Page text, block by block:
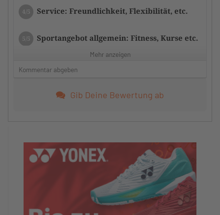
4/5 Service: Freundlichkeit, Flexibilität, etc.
5/5 Sportangebot allgemein: Fitness, Kurse etc.
4/5 Zustand der Tennisplätze/Anlage
Zufriedenheit mit dem Tennistraining
5/5
Zufriedenheit mit dem Trainerteam
Monika hat ein super Training gemacht.
Ich hatte schon lange kein so gutes Training.
Würdest du das Hotel/Camp anderen
TennisTravellern weiterempfehlen?
Ja
Mehr anzeigen
Kommentar abgeben
Gib Deine Bewertung ab